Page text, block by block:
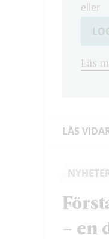
eller
Läs
LÄS
– en